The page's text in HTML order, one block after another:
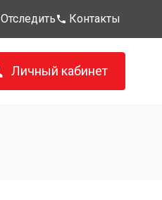
Отследить Контакты
Личный кабинет